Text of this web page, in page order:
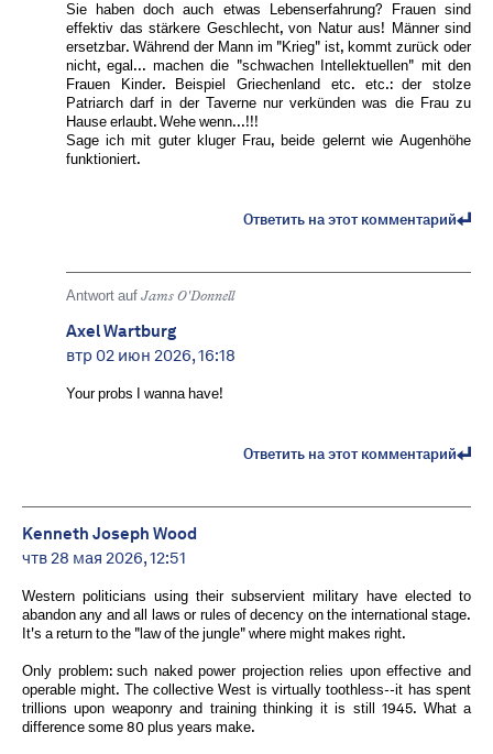
Sie haben doch auch etwas Lebenserfahrung? Frauen sind
effektiv das stärkere Geschlecht, von Natur aus! Männer sind
ersetzbar. Während der Mann im "Krieg" ist, kommt zurück oder
nicht, egal... machen die "schwachen Intellektuellen" mit den
Frauen Kinder. Beispiel Griechenland etc. etc.: der stolze
Patriarch darf in der Taverne nur verkünden was die Frau zu
Hause erlaubt. Wehe wenn...!!!
Sage ich mit guter kluger Frau, beide gelernt wie Augenhöhe
funktioniert.
Ответить на этот комментарий
Antwort auf Jams O'Donnell
Axel Wartburg
втр 02 июн 2026, 16:18
Your probs I wanna have!
Ответить на этот комментарий
Kenneth Joseph Wood
чтв 28 мая 2026, 12:51
Western politicians using their subservient military have elected to
abandon any and all laws or rules of decency on the international stage.
It's a return to the "law of the jungle" where might makes right.
Only problem: such naked power projection relies upon effective and
operable might. The collective West is virtually toothless--it has spent
trillions upon weaponry and training thinking it is still 1945. What a
difference some 80 plus years make.